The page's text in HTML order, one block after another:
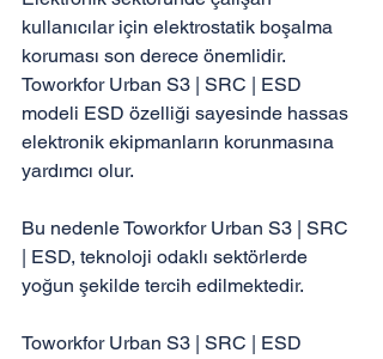
kullanıcılar için elektrostatik boşalma
koruması son derece önemlidir.
Toworkfor Urban S3 | SRC | ESD
modeli ESD özelliği sayesinde hassas
elektronik ekipmanların korunmasına
yardımcı olur.
Bu nedenle Toworkfor Urban S3 | SRC
| ESD, teknoloji odaklı sektörlerde
yoğun şekilde tercih edilmektedir.
Toworkfor Urban S3 | SRC | ESD